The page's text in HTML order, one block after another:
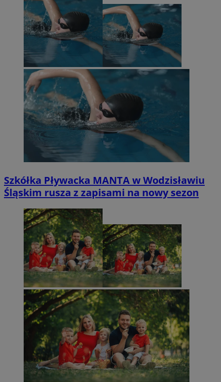
Szkółka Pływacka MANTA w Wodzisławiu
Śląskim rusza z zapisami na nowy sezon